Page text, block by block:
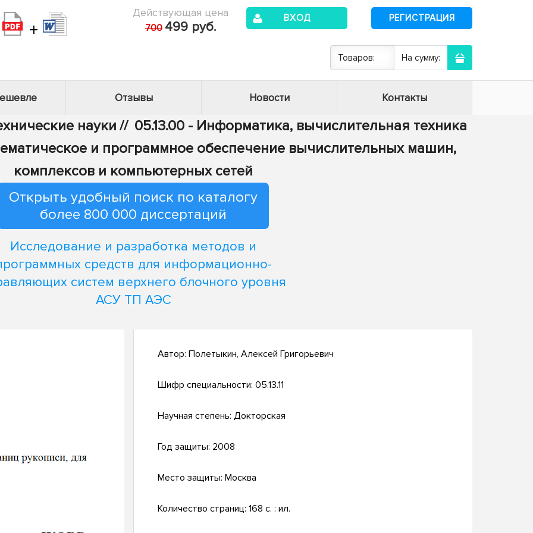
+
Действующая цена
700 499 руб.
ВХОД РЕГИСТРАЦИЯ
Товаров: На сумму:
Отзывы Новости Контакты
науки // 05.13.00 - Информатика, вычислительная техника
и программное обеспечение вычислительных машин,
комплексов и компьютерных сетей
Открыть удобный поиск по каталогу
более 800 000 диссертаций
Исследование и разработка методов и
средств для информационно-
систем верхнего блочного уровня
АСУ ТП АЭС
Автор: Полетыкин, Алексей Григорьевич
Шифр специальности: 05.13.11
Научная степень: Докторская
Год защиты: 2008
Место защиты: Москва
Количество страниц: 168 с. : ил.